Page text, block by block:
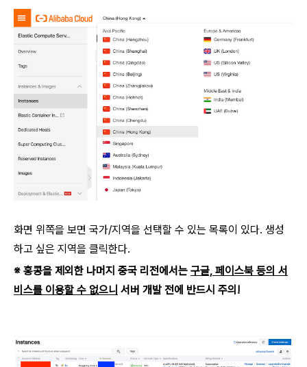
화면 위쪽을 보면 국가/지역을 선택할 수 있는 목록이 있다. 생성
하고 싶은 지역을 클릭한다.
※ 홍콩을 제외한 나머지 중국 리전에서는 구글, 페이스북 등의 서
비스를 이용할 수 없으니 서버 개발 전에 반드시 주의!